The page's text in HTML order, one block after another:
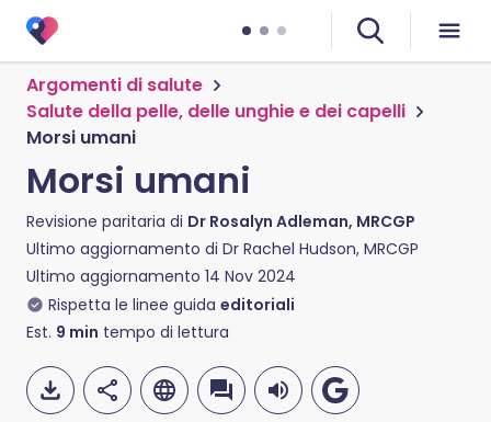
Argomenti di salute
Salute della pelle, delle unghie e dei capelli
Morsi umani
Morsi umani
Revisione paritaria di Dr Rosalyn Adleman, MRCGP
Ultimo aggiornamento di Dr Rachel Hudson, MRCGP
Ultimo aggiornamento 14 Nov 2024
Rispetta le linee guida editoriali
Est. 9 min tempo di lettura